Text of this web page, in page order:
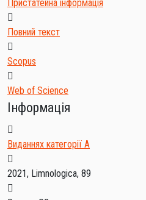
Пристатейна інформація
Повний текст
Scopus
Web of Science
Інформація
Виданнях категорії А
2021, Limnologica, 89